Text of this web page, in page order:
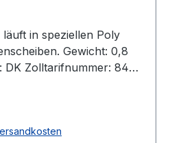
in speziellen Poly
Gewicht: 0,8
Zolltarifnummer: 8483
74,79 mmmm
mmmm Type: 3F